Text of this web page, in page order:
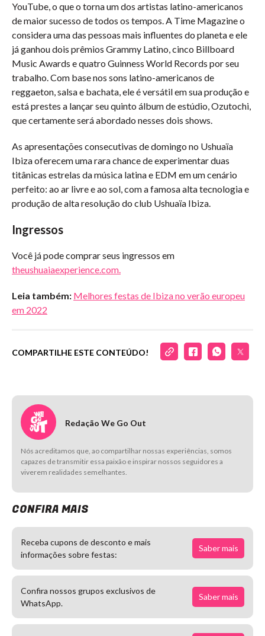
YouTube, o que o torna um dos artistas latino-americanos
de maior sucesso de todos os tempos. A Time Magazine o
considera uma das pessoas mais influentes do planeta e ele
já ganhou dois prêmios Grammy Latino, cinco Billboard
Music Awards e quatro Guinness World Records por seu
trabalho. Com base nos sons latino-americanos de
reggaeton, salsa e bachata, ele é versátil em sua produção e
está prestes a lançar seu quinto álbum de estúdio, Ozutochi,
que certamente será abordado nesses dois shows.
As apresentações consecutivas de domingo no Ushuaïa
Ibiza oferecem uma rara chance de experimentar duas
titânicas estrelas da música latina e EDM em um cenário
perfeito: ao ar livre e ao sol, com a famosa alta tecnologia e
produção de alta resolução do club Ushuaïa Ibiza.
Ingressos
Você já pode comprar seus ingressos em
theushuaiaexperience.com.
Leia também: Melhores festas de Ibiza no verão europeu
em 2022
COMPARTILHE ESTE CONTEÚDO!
Redação We Go Out
Nós acreditamos que, ao compartilhar nossas experiências, somos
capazes de transmitir essa paixão e inspirar nossos seguidores a
viverem realidades semelhantes.
CONFIRA MAIS
Receba cupons de desconto e mais
informações sobre festas:
Saber mais
Confira nossos grupos exclusivos de
WhatsApp.
Saber mais